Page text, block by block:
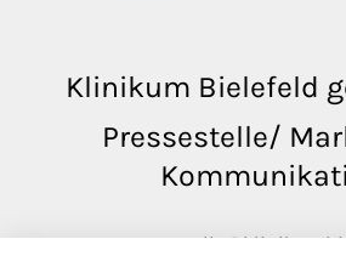
Klinikum Bielefeld
Pressestelle/